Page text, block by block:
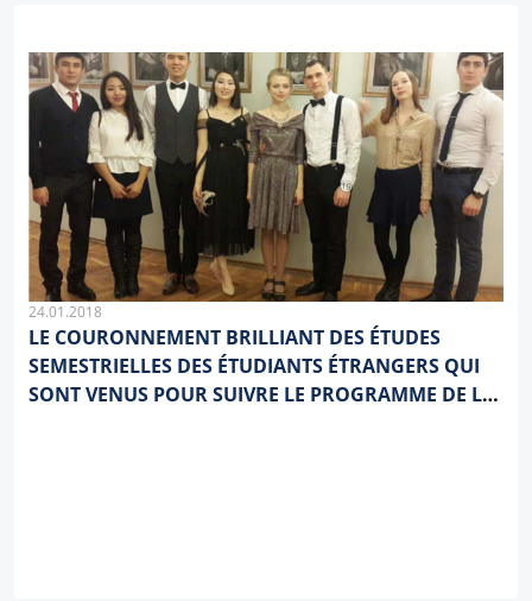
24.01.2018
LE COURONNEMENT BRILLIANT DES ÉTUDES
SEMESTRIELLES DES ÉTUDIANTS ÉTRANGERS QUI
SONT VENUS POUR SUIVRE LE PROGRAMME DE LA